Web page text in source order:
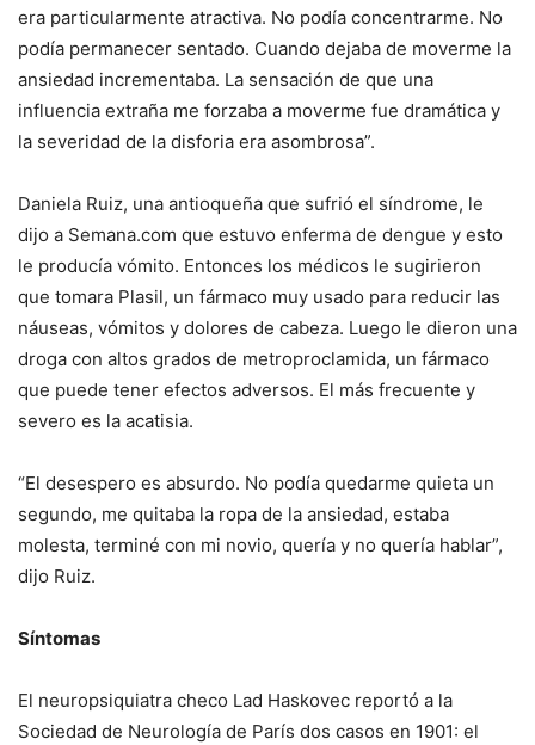
era particularmente atractiva. No podía concentrarme. No
podía permanecer sentado. Cuando dejaba de moverme la
ansiedad incrementaba. La sensación de que una
influencia extraña me forzaba a moverme fue dramática y
la severidad de la disforia era asombrosa”.
Daniela Ruiz, una antioqueña que sufrió el síndrome, le
dijo a Semana.com que estuvo enferma de dengue y esto
le producía vómito. Entonces los médicos le sugirieron
que tomara Plasil, un fármaco muy usado para reducir las
náuseas, vómitos y dolores de cabeza. Luego le dieron una
droga con altos grados de metroproclamida, un fármaco
que puede tener efectos adversos. El más frecuente y
severo es la acatisia.
“El desespero es absurdo. No podía quedarme quieta un
segundo, me quitaba la ropa de la ansiedad, estaba
molesta, terminé con mi novio, quería y no quería hablar”,
dijo Ruiz.
Síntomas
El neuropsiquiatra checo Lad Haskovec reportó a la
Sociedad de Neurología de París dos casos en 1901: el